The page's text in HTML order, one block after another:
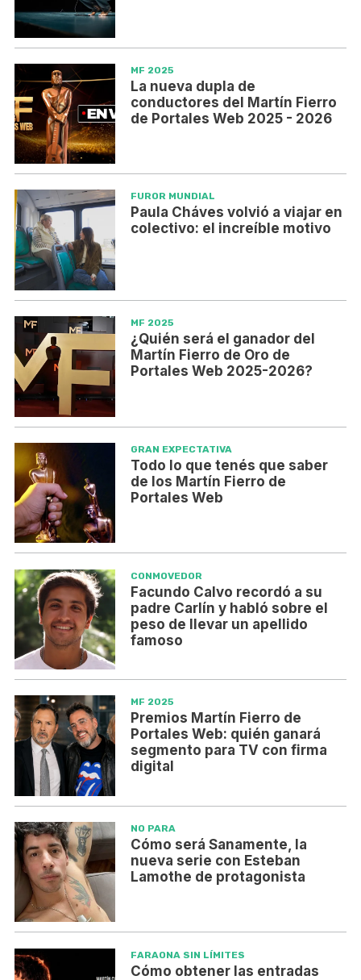
MF 2025
La nueva dupla de
conductores del Martín Fierro
de Portales Web 2025 - 2026
FUROR MUNDIAL
Paula Cháves volvió a viajar en
colectivo: el increíble motivo
MF 2025
¿Quién será el ganador del
Martín Fierro de Oro de
Portales Web 2025-2026?
GRAN EXPECTATIVA
Todo lo que tenés que saber
de los Martín Fierro de
Portales Web
CONMOVEDOR
Facundo Calvo recordó a su
padre Carlín y habló sobre el
peso de llevar un apellido
famoso
MF 2025
Premios Martín Fierro de
Portales Web: quién ganará
segmento para TV con firma
digital
NO PARA
Cómo será Sanamente, la
nueva serie con Esteban
Lamothe de protagonista
FARAONA SIN LÍMITES
Cómo obtener las entradas